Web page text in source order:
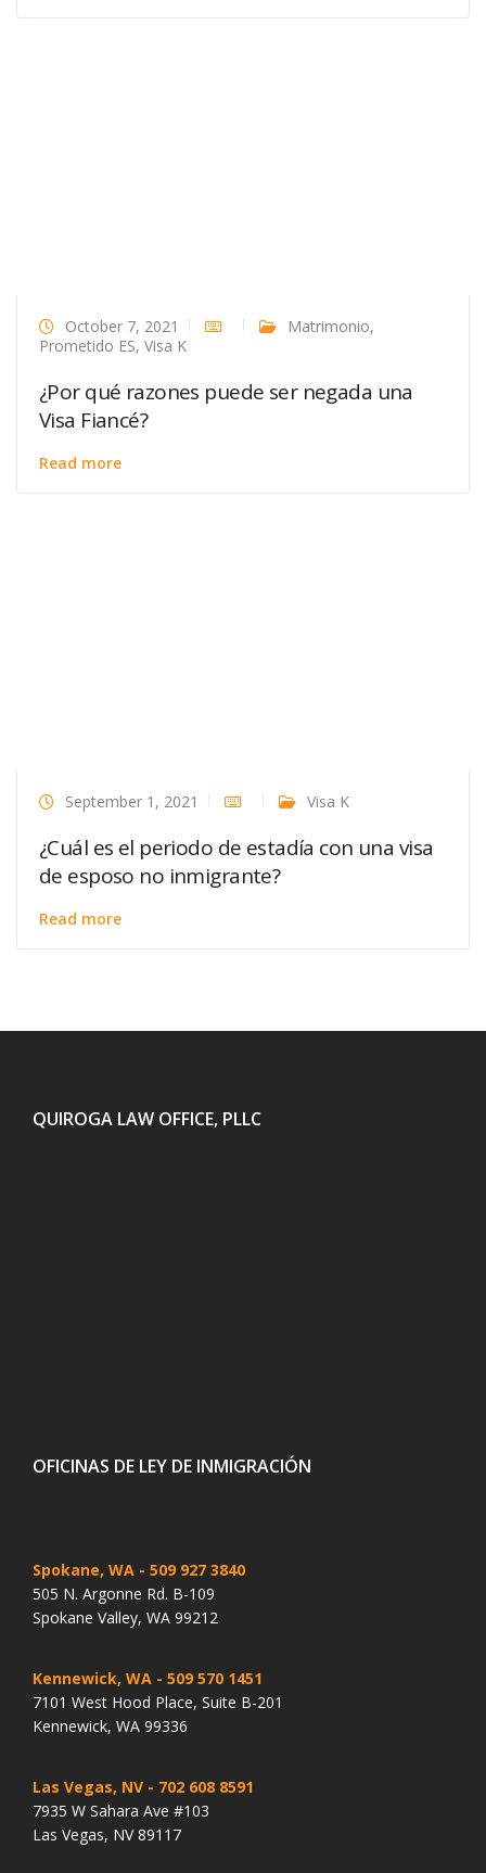
October 7, 2021 Matrimonio,
Prometido ES, Visa K
¿Por qué razones puede ser negada una
Visa Fiancé?
Read more
September 1, 2021 Visa K
¿Cuál es el periodo de estadía con una visa
de esposo no inmigrante?
Read more
QUIROGA LAW OFFICE, PLLC
OFICINAS DE LEY DE INMIGRACIÓN
Spokane, WA - 509 927 3840
505 N. Argonne Rd. B-109
Spokane Valley, WA 99212
Kennewick, WA - 509 570 1451
7101 West Hood Place, Suite B-201
Kennewick, WA 99336
Las Vegas, NV - 702 608 8591
7935 W Sahara Ave #103
Las Vegas, NV 89117